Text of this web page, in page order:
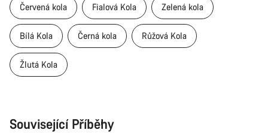
Červená kola Fialová Kola Zelená kola
Bílá Kola Černá kola Růžová Kola
Žlutá Kola
Související Příběhy